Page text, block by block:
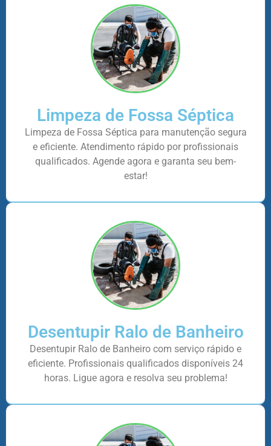
Limpeza de Fossa Séptica
Limpeza de Fossa Séptica para manutenção segura
e eficiente. Atendimento rápido por profissionais
qualificados. Agende agora e garanta seu bem-
estar!
Desentupir Ralo de Banheiro
Desentupir Ralo de Banheiro com serviço rápido e
eficiente. Profissionais qualificados disponíveis 24
horas. Ligue agora e resolva seu problema!